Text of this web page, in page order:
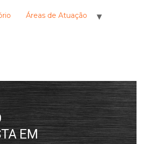
Áreas de Atuação